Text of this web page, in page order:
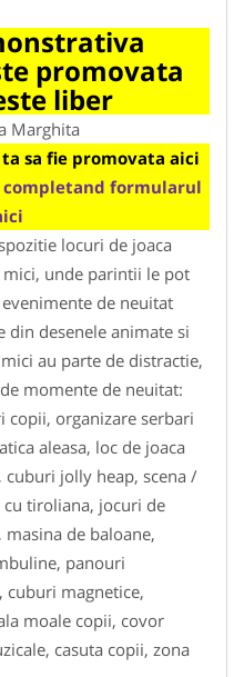
promovata
liber
Marghita
sa fie promovata aici
completand formularul
locuri de joaca
unde parintii le pot
de neuitat
din desenele animate si
au parte de distractie,
momente de neuitat:
copii, organizare serbari
aleasa, loc de joaca
jolly heap, scena /
cu tiroliana, jocuri de
de baloane,
panouri
cuburi magnetice,
moale copii, covor
casuta copii, zona